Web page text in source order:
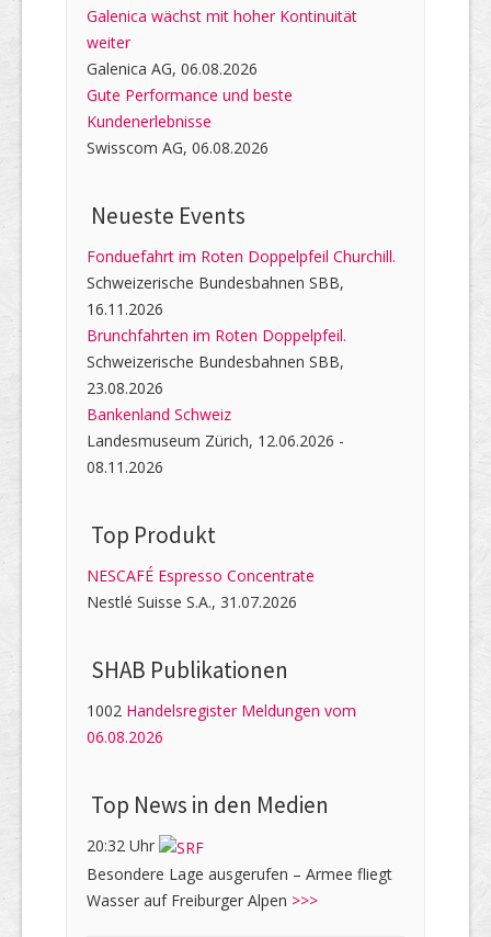
Galenica wächst mit hoher Kontinuität
weiter
Galenica AG, 06.08.2026
Gute Performance und beste
Kundenerlebnisse
Swisscom AG, 06.08.2026
Neueste Events
Fonduefahrt im Roten Doppelpfeil Churchill.
Schweizerische Bundesbahnen SBB,
16.11.2026
Brunchfahrten im Roten Doppelpfeil.
Schweizerische Bundesbahnen SBB,
23.08.2026
Bankenland Schweiz
Landesmuseum Zürich, 12.06.2026 -
08.11.2026
Top Produkt
NESCAFÉ Espresso Concentrate
Nestlé Suisse S.A., 31.07.2026
SHAB Publi­kati­onen
1002 Handelsregister Meldungen vom
06.08.2026
Top News in den Medien
20:32 Uhr
Besondere Lage ausgerufen – Armee fliegt
Wasser auf Freiburger Alpen >>>